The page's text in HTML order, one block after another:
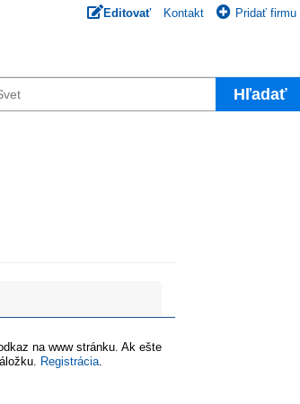
Editovať Kontakt Pridať firmu
Hľadať
na www stránku. Ak ešte
Registrácia